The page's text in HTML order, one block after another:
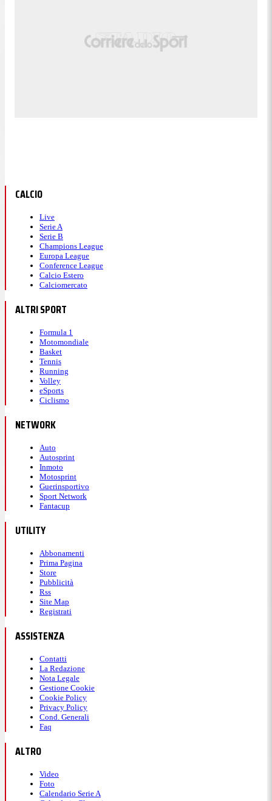
CALCIO
Live
Serie A
Serie B
Champions League
Europa League
Conference League
Calcio Estero
Calciomercato
ALTRI SPORT
Formula 1
Motomondiale
Basket
Tennis
Running
Volley
eSports
Ciclismo
NETWORK
Auto
Autosprint
Inmoto
Motosprint
Guerinsportivo
Sport Network
Fantacup
UTILITY
Abbonamenti
Prima Pagina
Store
Pubblicità
Rss
Site Map
Registrati
ASSISTENZA
Contatti
La Redazione
Nota Legale
Gestione Cookie
Cookie Policy
Privacy Policy
Cond. Generali
Faq
ALTRO
Video
Foto
Calendario Serie A